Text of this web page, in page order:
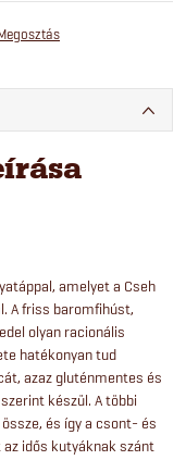
amelyet a Cseh
A friss baromfihúst,
olyan racionális
hatékonyan tud
azaz gluténmentes és
készül. A többi
és így a csont- és
idős kutyáknak szánt